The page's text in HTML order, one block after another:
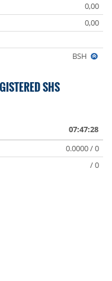
0,00
0,00
BSH
SHS
07:47:28
0.0000 / 0
/ 0